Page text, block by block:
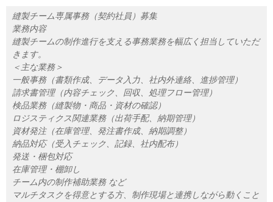
縫製チーム専属事務（契約社員）募集
業務内容
縫製チームの制作進行を支える事務業務を幅広く担当していただ
きます。
＜主な業務＞
一般事務（書類作成、データ入力、社内外連絡、進捗管理）
請求書管理（内容チェック、回収、処理フロー管理）
検品業務（縫製物・商品・資材の確認）
ロジスティクス関連業務（出荷手配、納期管理）
資材発注（在庫管理、発注書作成、納期調整）
納品対応（受入チェック、記録、社内配布）
発送・梱包対応
在庫管理・棚卸し
チーム内の制作補助業務 など
マルチタスクを得意とする方、制作現場と連携しながら動くこと